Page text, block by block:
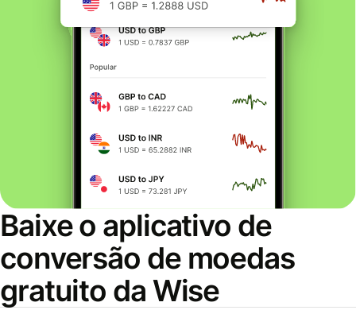
Baixe o aplicativo de
conversão de moedas
gratuito da Wise